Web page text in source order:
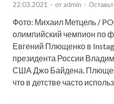
22.03.2021 - от admin -
Фото: Михаил Метцель /
олимпийский чемпион по
Евгений Плющенко в
президента России
США Джо Байдена.
что в детстве часто